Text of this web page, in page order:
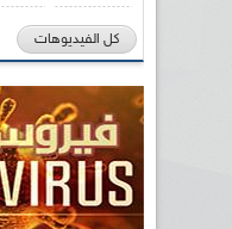
كل الفيديوهات